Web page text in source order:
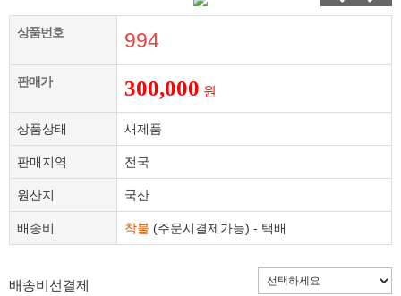
상품번호 994
판매가 300,000 원
상품상태 새제품
판매지역 전국
원산지 국산
배송비 착불 (주문시결제가능) - 택배
배송비선결제